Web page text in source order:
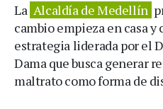
La Alcaldía de Medellín
cambio empieza en casa y
estrategia liderada por el
Dama que busca generar
maltrato como forma de